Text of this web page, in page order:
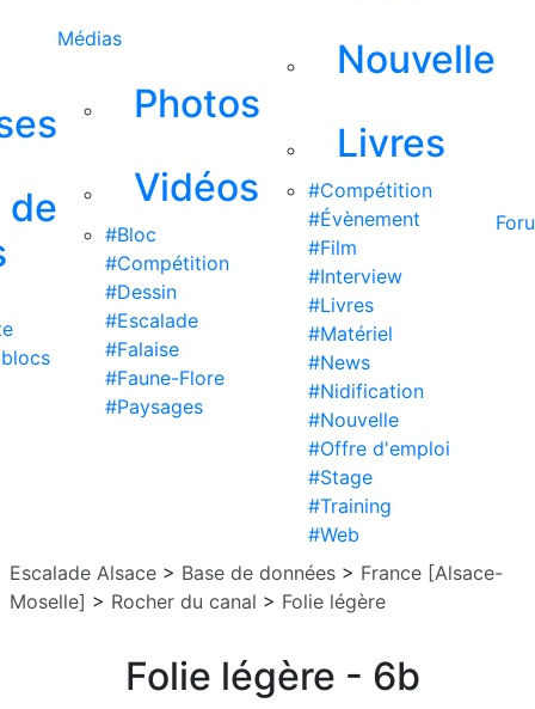
de
Médias
Photos
Vidéos
#Bloc
#Compétition
#Dessin
#Escalade
#Falaise
#Faune-Flore
#Paysages
Nouvelle
Livres
#Compétition
#Évènement
#Film
#Interview
#Livres
#Matériel
#News
#Nidification
#Nouvelle
#Offre d'emploi
#Stage
#Training
#Web
Escalade Alsace > Base de données > France [Alsace-
Moselle] > Rocher du canal > Folie légère
Folie légère - 6b